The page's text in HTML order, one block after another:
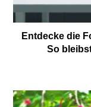
Entdecke die
So